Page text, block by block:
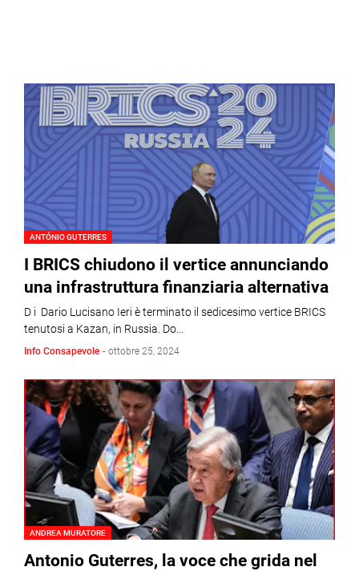
ANTÓNIO GUTERRES
I BRICS chiudono il vertice annunciando
una infrastruttura finanziaria alternativa
D i Dario Lucisano Ieri è terminato il sedicesimo vertice BRICS
tenutosi a Kazan, in Russia. Do…
Info Consapevole - ottobre 25, 2024
ANDREA MURATORE
Antonio Guterres, la voce che grida nel